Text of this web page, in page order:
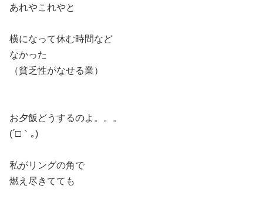
あれやこれやと
横になって休む時間など
なかった
（貧乏性がなせる業）
お夕飯どうするのよ。。。
(´□｀｡)
私がリングの角で
燃え尽きてても